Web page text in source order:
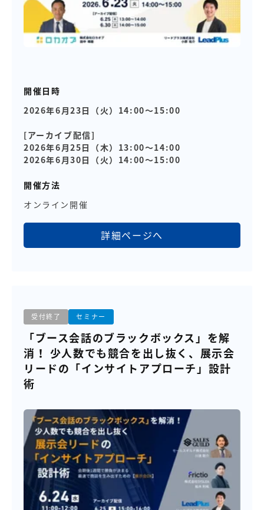
開催日時
2026年6月23日（火）14:00～15:00
[アーカイブ配信]
2026年6月25日（木）13:00～14:00
2026年6月30日（火）14:00～15:00
開催方法
オンライン開催
詳細ページへ
受付終了 セミナー
「ブース会話のブラックボックス」を解
消！ 少人数でも競合を出し抜く、展示会
リードの「インサイトアプローチ」設計
術